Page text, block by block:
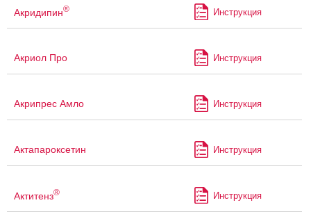
Акридипин® Инструкция
Акриол Про Инструкция
Акрипрес Амло Инструкция
Актапароксетин Инструкция
Актитенз® Инструкция